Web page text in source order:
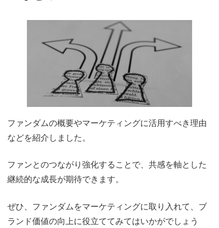
ファンダムの概要やマーケティングに活用すべき理由
などを紹介しました。
ファンとのつながり強化することで、共感を軸とした
継続的な成長が期待できます。
ぜひ、ファンダムをマーケティングに取り入れて、ブ
ランド価値の向上に役立ててみてはいかがでしょう